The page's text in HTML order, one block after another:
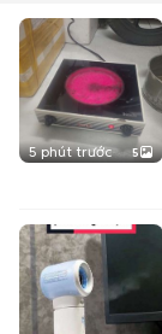
5 phút trước 5